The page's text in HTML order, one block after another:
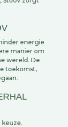
energie
manier om
wereld. De
toekomst,
keuze.